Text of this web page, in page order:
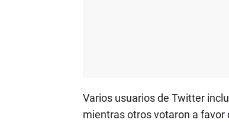
Varios usuarios de Twitter
mientras otros votaron a favor